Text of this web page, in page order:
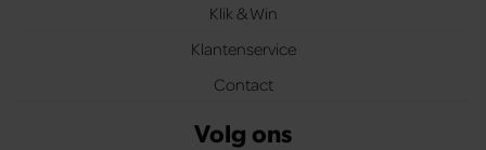
Klik & Win
Klantenservice
Contact
Volg ons